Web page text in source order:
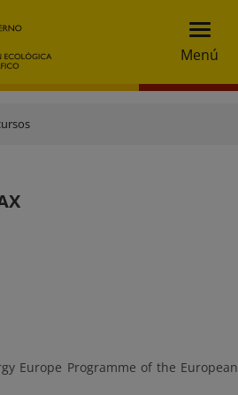
Menú
Europe Programme of the European